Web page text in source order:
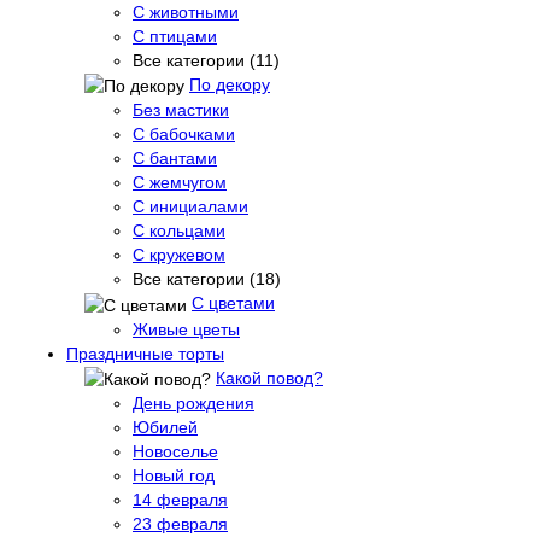
С животными
С птицами
Все категории (11)
По декору
Без мастики
С бабочками
С бантами
С жемчугом
С инициалами
С кольцами
С кружевом
Все категории (18)
С цветами
Живые цветы
Праздничные торты
Какой повод?
День рождения
Юбилей
Новоселье
Новый год
14 февраля
23 февраля